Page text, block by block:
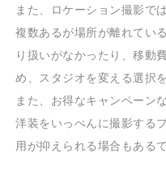
また、ロケーション撮影で
複数あるが場所が離れてい
り扱いがなかったり、移動
め、スタジオを変える選択
また、お得なキャンペーン
洋装をいっぺんに撮影する
用が抑えられる場合もあるで